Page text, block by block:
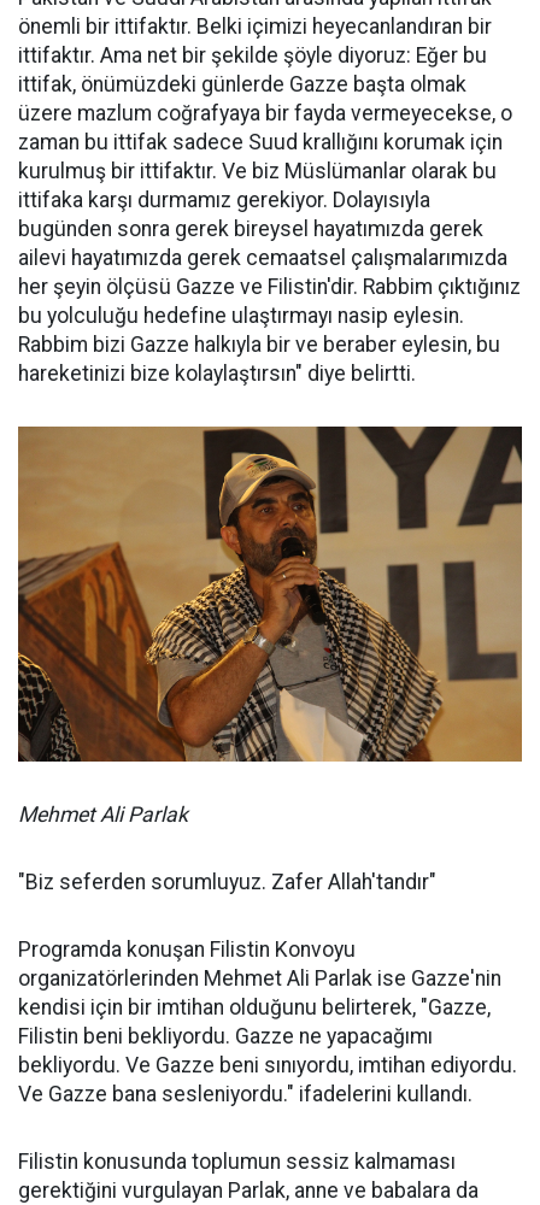
önemli bir ittifaktır. Belki içimizi heyecanlandıran bir
ittifaktır. Ama net bir şekilde şöyle diyoruz: Eğer bu
ittifak, önümüzdeki günlerde Gazze başta olmak
üzere mazlum coğrafyaya bir fayda vermeyecekse, o
zaman bu ittifak sadece Suud krallığını korumak için
kurulmuş bir ittifaktır. Ve biz Müslümanlar olarak bu
ittifaka karşı durmamız gerekiyor. Dolayısıyla
bugünden sonra gerek bireysel hayatımızda gerek
ailevi hayatımızda gerek cemaatsel çalışmalarımızda
her şeyin ölçüsü Gazze ve Filistin'dir. Rabbim çıktığınız
bu yolculuğu hedefine ulaştırmayı nasip eylesin.
Rabbim bizi Gazze halkıyla bir ve beraber eylesin, bu
hareketinizi bize kolaylaştırsın" diye belirtti.
Mehmet Ali Parlak
"Biz seferden sorumluyuz. Zafer Allah'tandır"
Programda konuşan Filistin Konvoyu
organizatörlerinden Mehmet Ali Parlak ise Gazze'nin
kendisi için bir imtihan olduğunu belirterek, "Gazze,
Filistin beni bekliyordu. Gazze ne yapacağımı
bekliyordu. Ve Gazze beni sınıyordu, imtihan ediyordu.
Ve Gazze bana sesleniyordu." ifadelerini kullandı.
Filistin konusunda toplumun sessiz kalmaması
gerektiğini vurgulayan Parlak, anne ve babalara da